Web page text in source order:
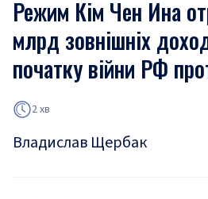
Режим Кім Чен Ина
млрд зовнішніх
початку війни РФ
2 хв
Владислав Щербак